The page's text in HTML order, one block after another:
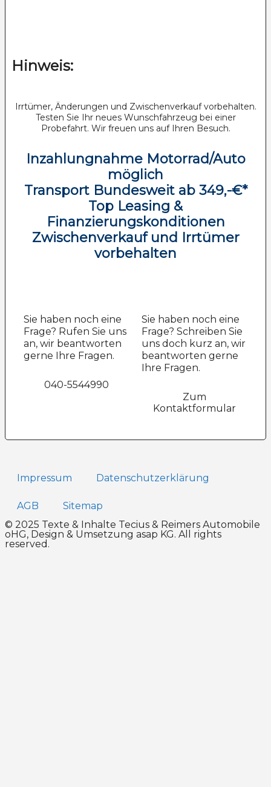
Hinweis:
Irrtümer, Änderungen und Zwischenverkauf vorbehalten.
Testen Sie Ihr neues Wunschfahrzeug bei einer
Probefahrt. Wir freuen uns auf Ihren Besuch.
Inzahlungnahme Motorrad/Auto
möglich
Transport Bundesweit ab 349,-€*
Top Leasing &
Finanzierungskonditionen
Zwischenverkauf und Irrtümer
vorbehalten
Sie haben noch eine
Frage? Rufen Sie uns
an, wir beantworten
gerne Ihre Fragen.
040-5544990
Sie haben noch eine
Frage? Schreiben Sie
uns doch kurz an, wir
beantworten gerne
Ihre Fragen.
Zum
Kontaktformular
Impressum Datenschutz­erklärung
AGB
Sitemap
© 2025 Texte & Inhalte Tecius & Reimers Automobile
oHG, Design & Umsetzung asap KG. All rights
reserved.